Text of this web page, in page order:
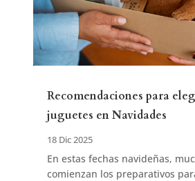
Recomendaciones para
juguetes en Navidades
18 Dic 2025
En estas fechas navideñas,
comienzan los preparativos